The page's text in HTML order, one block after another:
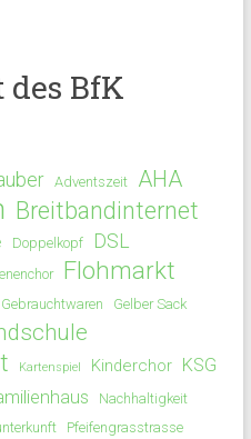
BfK
Adventszeit AHA
Breitbandinternet
Doppelkopf DSL
Flohmarkt
Gebrauchtwaren Gelber Sack
Kartenspiel Kinderchor KSG
Nachhaltigkeit
Pfeifengrasstrasse